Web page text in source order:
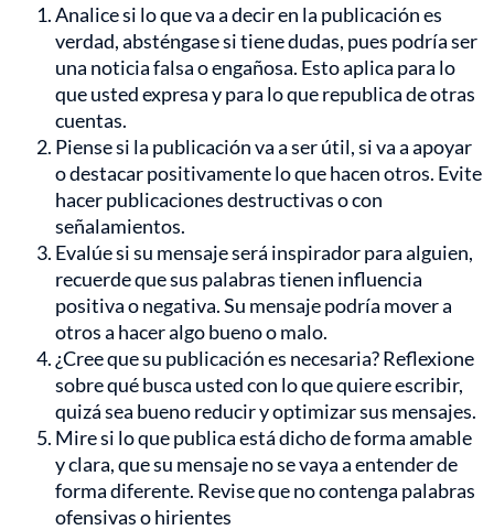
Analice si lo que va a decir en la publicación es
verdad, absténgase si tiene dudas, pues podría ser
una noticia falsa o engañosa. Esto aplica para lo
que usted expresa y para lo que republica de otras
cuentas.
Piense si la publicación va a ser útil, si va a apoyar
o destacar positivamente lo que hacen otros. Evite
hacer publicaciones destructivas o con
señalamientos.
Evalúe si su mensaje será inspirador para alguien,
recuerde que sus palabras tienen influencia
positiva o negativa. Su mensaje podría mover a
otros a hacer algo bueno o malo.
¿Cree que su publicación es necesaria? Reflexione
sobre qué busca usted con lo que quiere escribir,
quizá sea bueno reducir y optimizar sus mensajes.
Mire si lo que publica está dicho de forma amable
y clara, que su mensaje no se vaya a entender de
forma diferente. Revise que no contenga palabras
ofensivas o hirientes